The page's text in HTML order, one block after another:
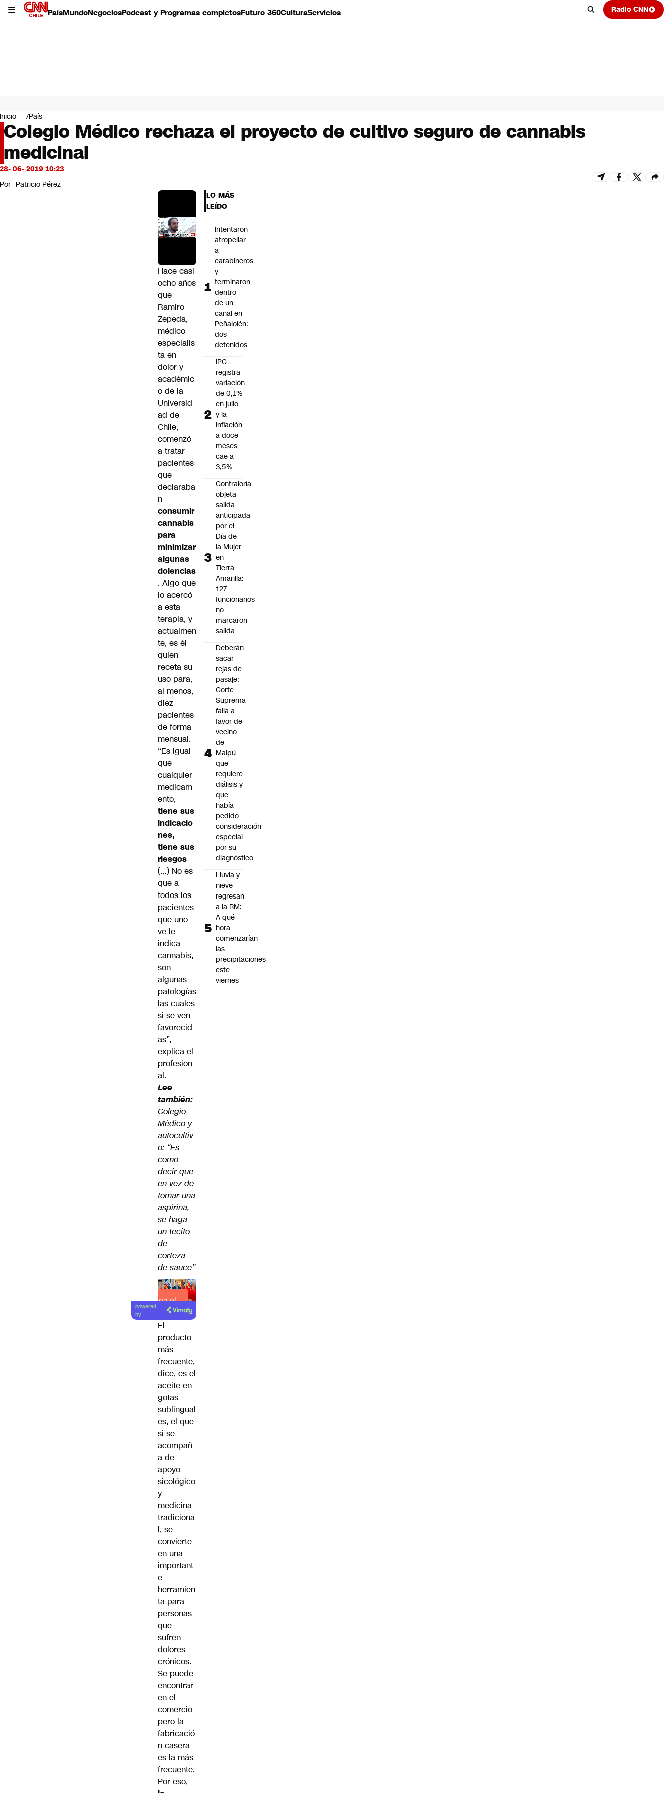
PaísMundoNegociosPodcast y Programas completosFuturo 360CulturaServicios Radio CNN
Mundo
Negocios
Deportes
Programas completos
Cultura
Servicios
Bits
CNN Data
Inicio País
Colegio Médico rechaza el proyecto de cultivo seguro de cannabis
medicinal
28- 06- 2019 10:23
Por Patricio Pérez
Hace casi
ocho años
que
Ramiro
Zepeda,
médico
especialis
ta en
dolor y
académic
o de la
Universid
ad de
Chile,
comenzó
a tratar
pacientes
que
declaraba
n
consumir
cannabis
para
minimizar
algunas
dolencias
. Algo que
lo acercó
a esta
terapia, y
actualmen
te, es él
quien
receta su
uso para,
al menos,
diez
pacientes
de forma
mensual.
“Es igual
que
cualquier
medicam
ento,
tiene sus
indicacio
nes,
tiene sus
riesgos
(…) No es
que a
todos los
pacientes
que uno
ve le
indica
cannabis,
son
algunas
patologías
las cuales
si se ven
favorecid
as”,
explica el
profesion
al.
Lee
también:
Colegio
Médico y
autocultiv
o: “Es
como
decir que
en vez de
tomar una
aspirina,
se haga
un tecito
de
corteza
de sauce”
Lea el
artículo
powered
by
El
producto
más
frecuente,
dice, es el
aceite en
gotas
sublingual
es, el que
si se
acompañ
a de
apoyo
sicológico
y
medicina
tradiciona
l, se
convierte
en una
important
e
herramien
ta para
personas
que
sufren
dolores
crónicos.
Se puede
encontrar
en el
comercio
pero la
fabricació
n casera
es la más
frecuente.
Por eso,
LO MÁS
LEÍDO
Intentaron
atropellar
a
carabineros
y
terminaron
dentro
de un
canal en
Peñalolén:
dos
detenidos
IPC
registra
variación
de 0,1%
en julio
y la
inflación
a doce
meses
cae a
3,5%
Contraloría
objeta
salida
anticipada
por el
Día de
la Mujer
en
Tierra
Amarilla:
127
funcionarios
no
marcaron
salida
Deberán
sacar
rejas de
pasaje:
Corte
Suprema
falla a
favor de
vecino
de
Maipú
que
requiere
diálisis y
que
había
pedido
consideración
especial
por su
diagnóstico
Lluvia y
nieve
regresan
a la RM:
A qué
hora
comenzarían
las
precipitaciones
este
viernes